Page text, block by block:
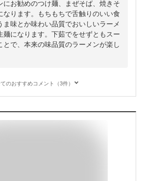
にお勧めのつけ麺、まぜそば、焼きそ
なります。もちもちで舌触りのいい食
ま味とか味わい品質でおいしいラーメ
麺になります。下茹でをせずともスー
とで、本来の味品質のラーメンが楽し
のおすすめコメント（3件）